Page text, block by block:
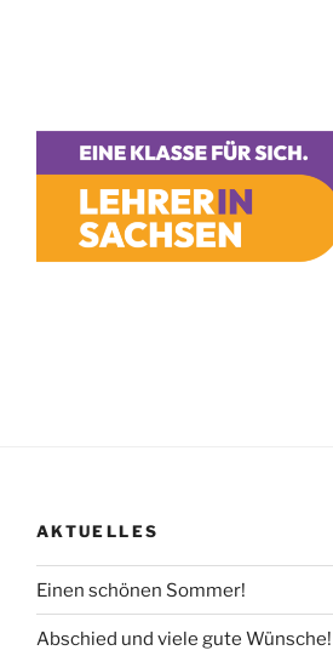
AKTUELLES
Einen schönen Sommer!
Abschied und viele gute Wünsche!